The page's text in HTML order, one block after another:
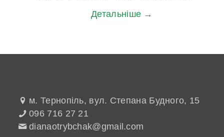
Детальніше →
м. Тернопіль, вул. Степана Будного, 15
096 716 27 21
dianaotrybchak@gmail.com